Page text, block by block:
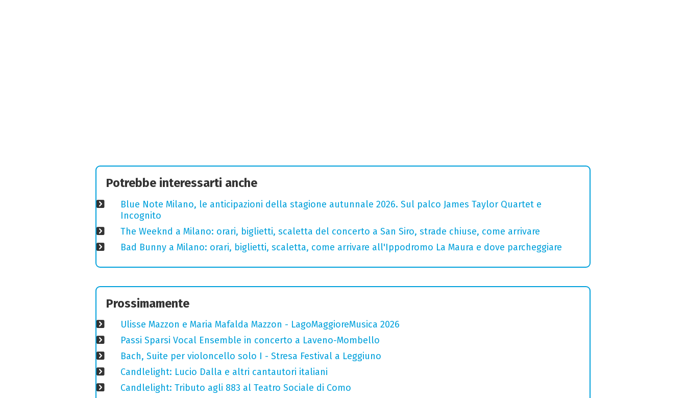
Potrebbe interessarti anche
Blue Note Milano, le anticipazioni della stagione autunnale 2026. Sul palco James Taylor Quartet e
Incognito
The Weeknd a Milano: orari, biglietti, scaletta del concerto a San Siro, strade chiuse, come arrivare
Bad Bunny a Milano: orari, biglietti, scaletta, come arrivare all'Ippodromo La Maura e dove parcheggiare
Prossimamente
Ulisse Mazzon e Maria Mafalda Mazzon - LagoMaggioreMusica 2026
Passi Sparsi Vocal Ensemble in concerto a Laveno-Mombello
Bach, Suite per violoncello solo I - Stresa Festival a Leggiuno
Candlelight: Lucio Dalla e altri cantautori italiani
Candlelight: Tributo agli 883 al Teatro Sociale di Como